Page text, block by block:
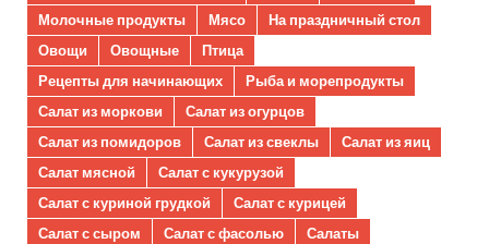
Молочные продукты
Мясо
На праздничный стол
Овощи
Овощные
Птица
Рецепты для начинающих
Рыба и морепродукты
Салат из моркови
Салат из огурцов
Салат из помидоров
Салат из свеклы
Салат из яиц
Салат мясной
Салат с кукурузой
Салат с куриной грудкой
Салат с курицей
Салат с сыром
Салат с фасолью
Салаты